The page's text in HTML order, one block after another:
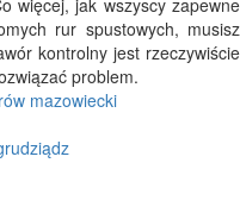
więcej, jak wszyscy zapewne
rur spustowych, musisz
kontrolny jest rzeczywiście
problem.
mazowiecki